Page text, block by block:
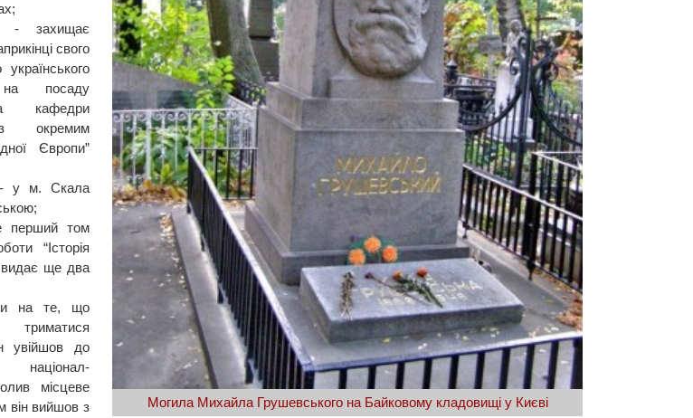
Могила Михайла Грушевського на Байковому кладовищі у Києві
- захищає
свого
на посаду
кафедри
з окремим
Європи”
- у м. Скала
перший том
“Історія
видає ще два
на те, що
триматися
увійшов до
місцеве
він вийшов з